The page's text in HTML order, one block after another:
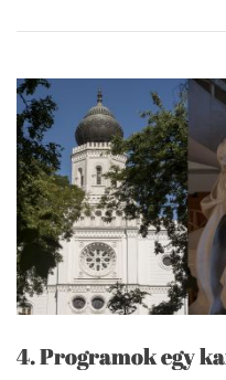
4. Programok egy